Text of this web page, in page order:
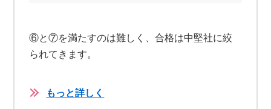
⑥と⑦を満たすのは難しく、合格は中堅社に絞
られてきます。
もっと詳しく